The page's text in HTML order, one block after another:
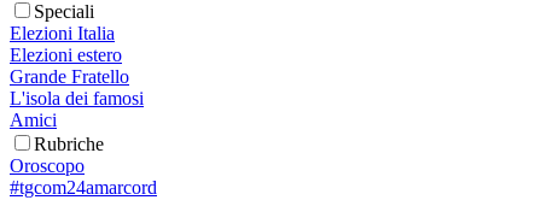
Speciali
Elezioni Italia
Elezioni estero
Grande Fratello
L'isola dei famosi
Amici
Rubriche
Oroscopo
#tgcom24amarcord